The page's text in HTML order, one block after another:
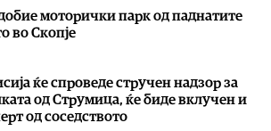
моторички парк од паднатите
во Скопје
ќе спроведе стручен надзор за
од Струмица, ќе биде вклучен и
од соседството